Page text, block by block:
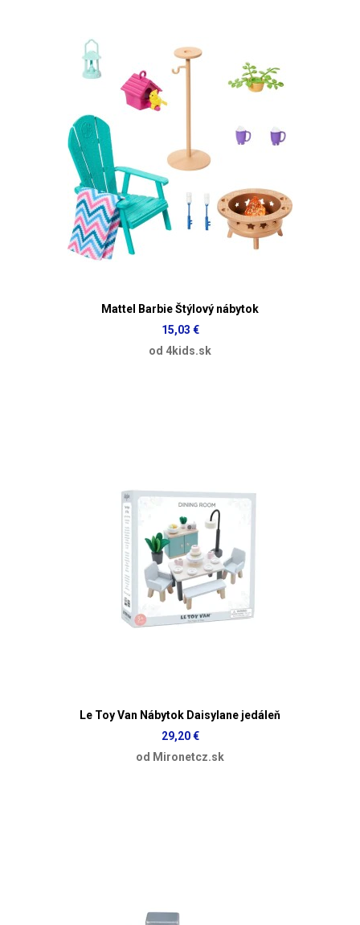
Mattel Barbie Štýlový nábytok
15,03 €
od 4kids.sk
Le Toy Van Nábytok Daisylane jedáleň
29,20 €
od Mironetcz.sk